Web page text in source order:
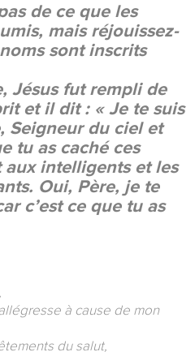
de ce que les
mais réjouissez-
sont inscrits
Jésus fut rempli de
et il dit : « Je te suis
Seigneur du ciel et
tu as caché ces
aux intelligents et les
Oui, Père, je te
c’est ce que tu as
à cause de mon
du salut,